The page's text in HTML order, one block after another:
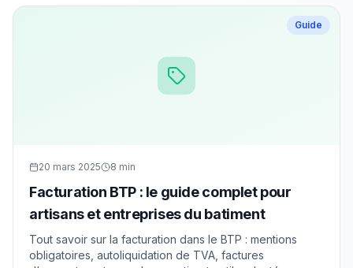
Guide
20 mars 2025 8 min
Facturation BTP : le guide complet pour
artisans et entreprises du batiment
Tout savoir sur la facturation dans le BTP : mentions
obligatoires, autoliquidation de TVA, factures